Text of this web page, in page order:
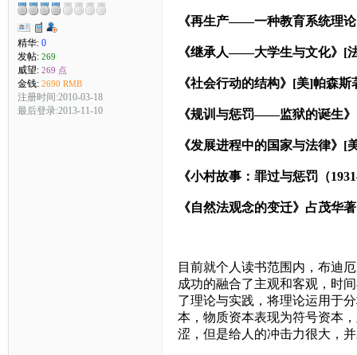
精华: 0
发帖: 269
威望: 269 点
金钱: 2690 RMB
注册时间:2010-03-18
最后登录:2013-11-10
《再生产——一种教育系统理
《继承人——大学生与文化》[
《社会行动的结构》[美]帕森斯
《规训与惩罚——监狱的诞生
《发展进程中的国家与法律》[
《小村故事：罪过与惩罚（
《自然法观念的变迁》占茂华著
目前就个人读书范围内，布迪
成功的融合了主观和客观，时
了理论与实践，将理论运用于
本，物质资本表现为符号资本
涩，但是给人的冲击力很大，